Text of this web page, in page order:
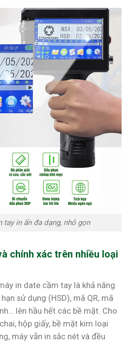
tay in ấn đa dạng, nhỏ gọn
chính xác trên nhiều loại
in date cầm tay là khả năng
sử dụng (HSD), mã QR, mã
lên hầu hết các bề mặt. Cho
hộp giấy, bề mặt kim loại
máy vẫn in sắc nét và đều